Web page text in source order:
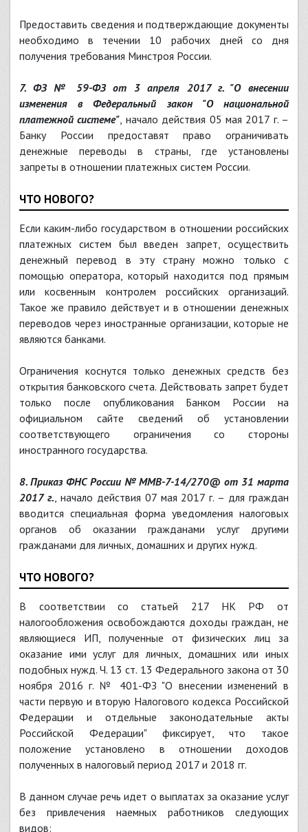
Предоставить сведения и подтверждающие документы
необходимо в течении 10 рабочих дней со дня
получения требования Минстроя России.
7. ФЗ № 59-ФЗ от 3 апреля 2017 г. "О внесении
изменения в Федеральный закон "О национальной
платежной системе" , начало действия 05 мая 2017 г. –
Банку России предоставят право ограничивать
денежные переводы в страны, где установлены
запреты в отношении платежных систем России.
ЧТО НОВОГО?
Если каким-либо государством в отношении российских
платежных систем был введен запрет, осуществить
денежный перевод в эту страну можно только с
помощью оператора, который находится под прямым
или косвенным контролем российских организаций.
Такое же правило действует и в отношении денежных
переводов через иностранные организации, которые не
являются банками.
Ограничения коснутся только денежных средств без
открытия банковского счета. Действовать запрет будет
только после опубликования Банком России на
официальном сайте сведений об установлении
соответствующего ограничения со стороны
иностранного государства.
8. Приказ ФНС России № ММВ-7-14/270@ от 31 марта
2017 г. , начало действия 07 мая 2017 г. – для граждан
вводится специальная форма уведомления налоговых
органов об оказании гражданами услуг другими
гражданами для личных, домашних и других нужд.
ЧТО НОВОГО?
В соответствии со статьей 217 НК РФ от
налогообложения освобождаются доходы граждан, не
являющиеся ИП, полученные от физических лиц за
оказание ими услуг для личных, домашних или иных
подобных нужд. Ч. 13 ст. 13 Федерального закона от 30
ноября 2016 г. № 401-ФЗ "О внесении изменений в
части первую и вторую Налогового кодекса Российской
Федерации и отдельные законодательные акты
Российской Федерации" фиксирует, что такое
положение установлено в отношении доходов
полученных в налоговый период 2017 и 2018 гг.
В данном случае речь идет о выплатах за оказание услуг
без привлечения наемных работников следующих
видов: